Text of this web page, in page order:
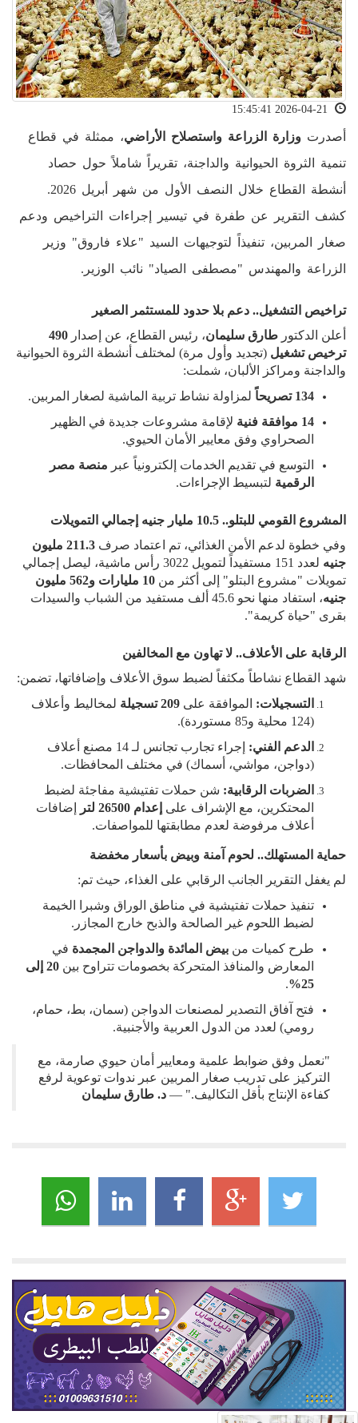
أصدرت وزارة الزراعة واستصلاح الأراضي، ممثلة في قطاع
تنمية الثروة الحيوانية والداجنة، تقريراً شاملاً حول حصاد
أنشطة القطاع خلال النصف الأول من شهر أبريل 2026.
كشف التقرير عن طفرة في تيسير إجراءات التراخيص ودعم
صغار المربين، تنفيذاً لتوجيهات السيد "علاء فاروق" وزير
الزراعة والمهندس "مصطفى الصياد" نائب الوزير.
تراخيص التشغيل.. دعم بلا حدود للمستثمر الصغير
أعلن الدكتور طارق سليمان، رئيس القطاع، عن إصدار 490
ترخيص تشغيل (تجديد وأول مرة) لمختلف أنشطة الثروة الحيوانية
والداجنة ومراكز الألبان، شملت:
134 تصريحاً
لمزاولة نشاط تربية الماشية لصغار المربين.
14 موافقة فنية
لإقامة مشروعات جديدة في الظهير
الصحراوي وفق معايير الأمان الحيوي.
التوسع في تقديم الخدمات إلكترونياً عبر منصة مصر
الرقمية لتبسيط الإجراءات.
المشروع القومي للبتلو.. 10.5 مليار جنيه إجمالي التمويلات
وفي خطوة لدعم الأمن الغذائي، تم اعتماد صرف
211.3 مليون
جنيه
لعدد 151 مستفيداً لتمويل 3022 رأس ماشية، ليصل إجمالي
تمويلات "مشروع البتلو" إلى أكثر من
10 مليارات و562 مليون
جنيه
، استفاد منها نحو 45.6 ألف مستفيد من الشباب والسيدات
بقرى "حياة كريمة".
الرقابة على الأعلاف.. لا تهاون مع المخالفين
شهد القطاع نشاطاً مكثفاً لضبط سوق الأعلاف وإضافاتها، تضمن:
التسجيلات: الموافقة على 209 تسجيلة
لمخاليط وأعلاف
(124 محلية و85 مستوردة).
الدعم الفني:
إجراء تجارب تجانس لـ 14 مصنع أعلاف
(دواجن، مواشي، أسماك) في مختلف المحافظات.
الضربات الرقابية: شن حملات تفتيشية مفاجئة لضبط
المحتكرين، مع الإشراف على إعدام 26500 لتر
إضافات
أعلاف مرفوضة لعدم مطابقتها للمواصفات.
حماية المستهلك.. لحوم آمنة وبيض بأسعار مخفضة
لم يغفل التقرير الجانب الرقابي على الغذاء، حيث تم:
تنفيذ حملات تفتيشية في مناطق الوراق وشبرا الخيمة
لضبط اللحوم غير الصالحة والذبح خارج المجازر.
طرح كميات من بيض المائدة والدواجن المجمدة في
المعارض والمنافذ المتحركة بخصومات تتراوح بين
20 إلى
25%
.
فتح آفاق التصدير لمصنعات الدواجن (سمان، بط، حمام،
رومي) لعدد من الدول العربية والأجنبية.
"نعمل وفق ضوابط علمية ومعايير أمان حيوي صارمة، مع
التركيز على تدريب صغار المربين عبر ندوات توعوية لرفع
كفاءة الإنتاج بأقل التكاليف." — د. طارق سليمان